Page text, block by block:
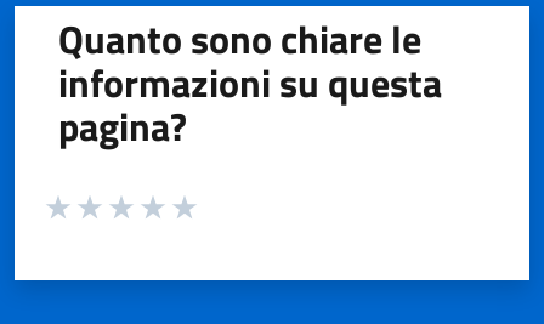
Quanto sono chiare le
informazioni su questa
pagina?
Valuta da 1 a 5 stelle la pagina